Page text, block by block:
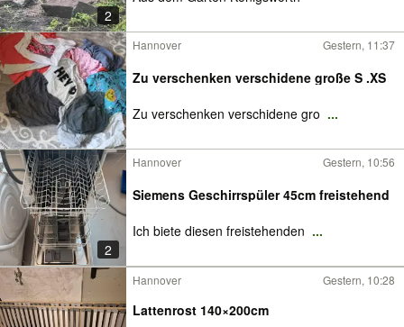
2
Hannover Gestern, 11:37
Zu verschenken verschidene große S .XS
Zu verschenken verschidene gro ...
2
Hannover Gestern, 10:56
Siemens Geschirrspüler 45cm freistehend
Ich biete diesen freistehenden ...
Hannover Gestern, 10:28
Lattenrost 140×200cm